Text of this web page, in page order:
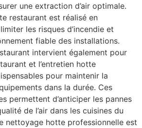
une extraction d’air optimale.
restaurant est réalisé en
les risques d’incendie et
fiable des installations.
intervient également pour
et l’entretien hotte
pour maintenir la
dans la durée. Ces
permettent d’anticiper les pannes
de l’air dans les cuisines du
nettoyage hotte professionnelle est